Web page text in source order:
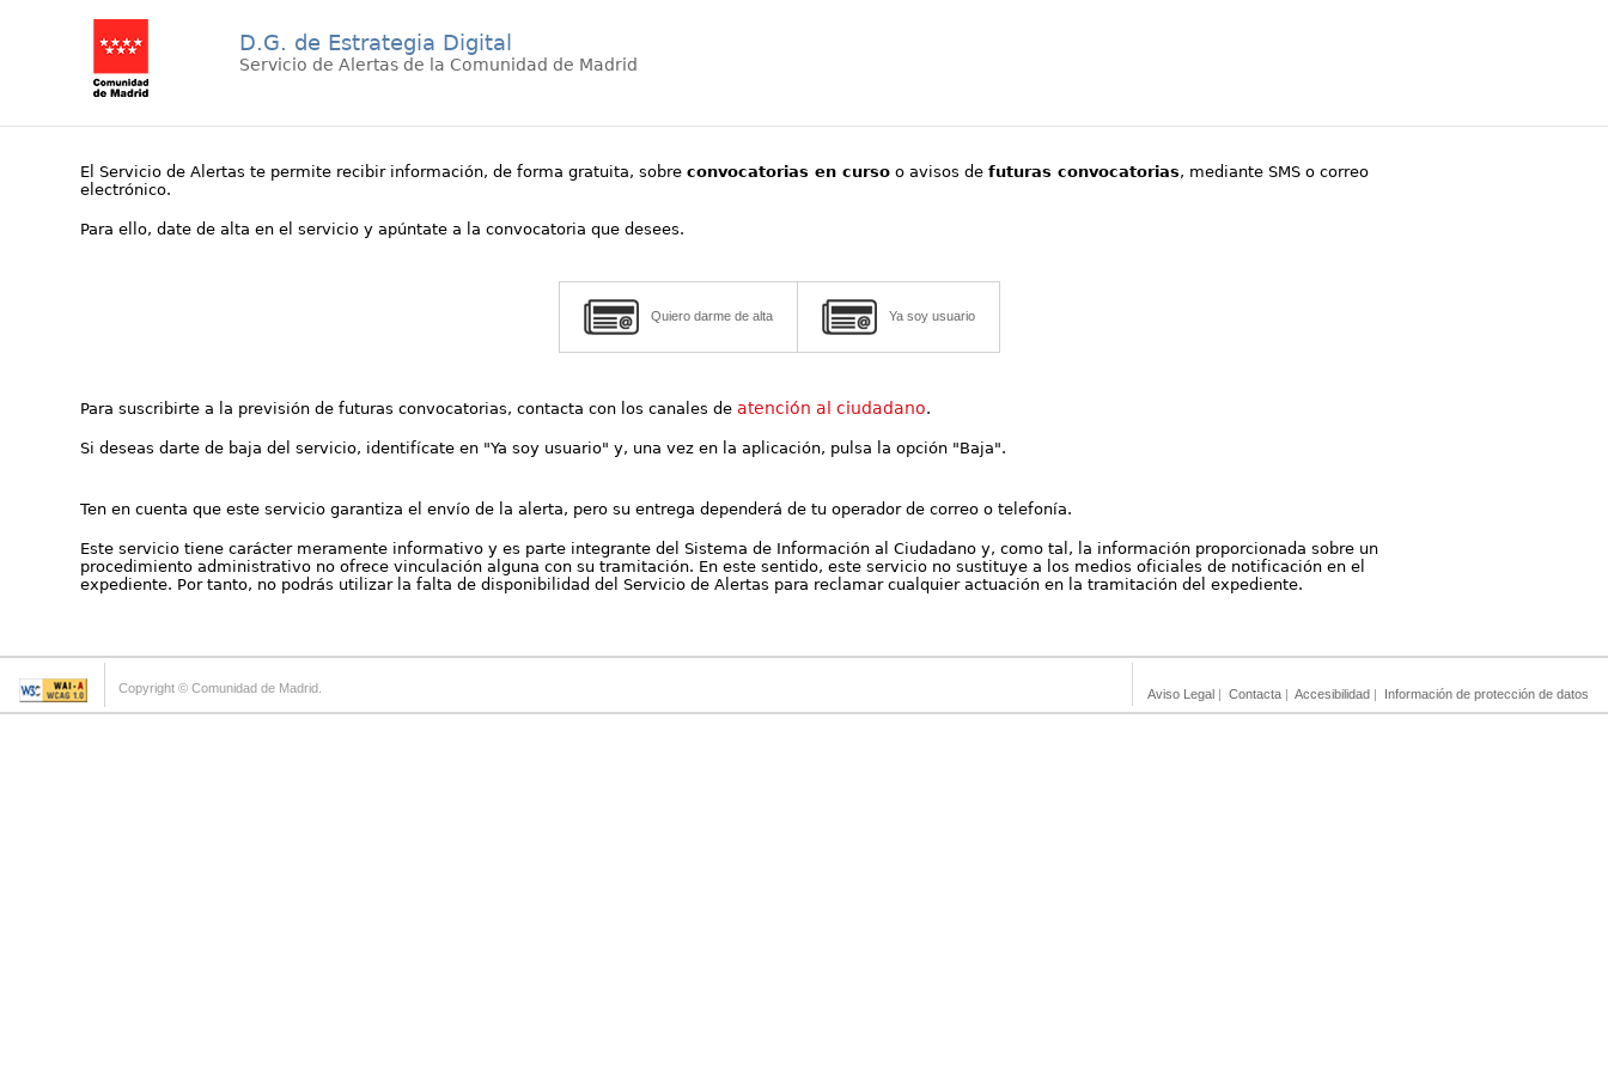
D.G. de Estrategia Digital
Servicio de Alertas de la Comunidad de Madrid
El Servicio de Alertas te permite recibir información, de forma gratuita, sobreconvocatorias en curso o avisos defuturas convocatorias, mediante SMS o correo
electrónico.
Para ello, date de alta en el servicio y apúntate a la convocatoria que desees.
Quiero darme de alta Ya soy usuario
Para suscribirte a la previsión de futuras convocatorias, contacta con los canales deatención al ciudadano.
Si deseas darte de baja del servicio, identifícate en "Ya soy usuario" y, una vez en la aplicación, pulsa la opción "Baja".
Ten en cuenta que este servicio garantiza el envío de la alerta, pero su entrega dependerá de tu operador de correo o telefonía.
Este servicio tiene carácter meramente informativo y es parte integrante del Sistema de Información al Ciudadano y, como tal, la información proporcionada sobre un
procedimiento administrativo no ofrece vinculación alguna con su tramitación. En este sentido, este servicio no sustituye a los medios oficiales de notificación en el
expediente. Por tanto, no podrás utilizar la falta de disponibilidad del Servicio de Alertas para reclamar cualquier actuación en la tramitación del expediente.
Copyright © Comunidad de Madrid. Aviso Legal | Contacta | Accesibilidad | Información de protección de datos